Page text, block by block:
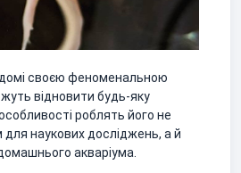
своєю феноменальною
відновити будь-яку
роблять його не
для наукових досліджень, а й
акваріума.